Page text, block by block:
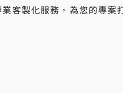
客製化服務，為您的專案